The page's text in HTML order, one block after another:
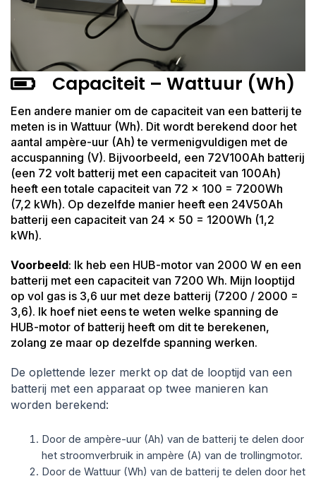
Capaciteit – Wattuur (Wh)
Een andere manier om de capaciteit van een batterij te
meten is in Wattuur (Wh). Dit wordt berekend door het
aantal ampère-uur (Ah) te vermenigvuldigen met de
accuspanning (V). Bijvoorbeeld, een 72V100Ah batterij
(een 72 volt batterij met een capaciteit van 100Ah)
heeft een totale capaciteit van 72 x 100 = 7200Wh
(7,2 kWh). Op dezelfde manier heeft een 24V50Ah
batterij een capaciteit van 24 x 50 = 1200Wh (1,2
kWh).
Voorbeeld: Ik heb een HUB-motor van 2000 W en een
batterij met een capaciteit van 7200 Wh. Mijn looptijd
op vol gas is 3,6 uur met deze batterij (7200 / 2000 =
3,6). Ik hoef niet eens te weten welke spanning de
HUB-motor of batterij heeft om dit te berekenen,
zolang ze maar op dezelfde spanning werken.
De oplettende lezer merkt op dat de looptijd van een
batterij met een apparaat op twee manieren kan
worden berekend:
Door de ampère-uur (Ah) van de batterij te delen door
het stroomverbruik in ampère (A) van de trollingmotor.
Door de Wattuur (Wh) van de batterij te delen door het